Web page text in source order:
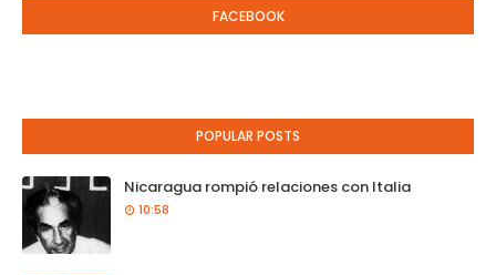
FACEBOOK
POPULAR POSTS
Nicaragua rompió relaciones con Italia
10:58